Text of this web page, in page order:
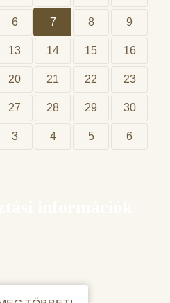
6 7 8 9
13 14 15 16
20 21 22 23
27 28 29 30
3 4 5 6